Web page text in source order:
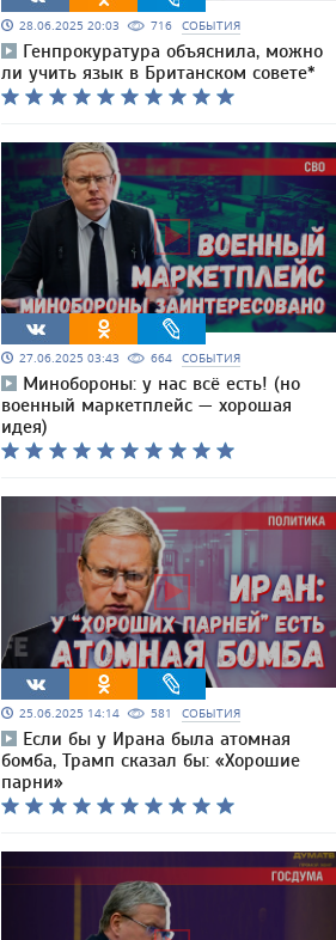
28.06.2025 20:03 716 СОБЫТИЯ
Генпрокуратура объяснила, можно
ли учить язык в Британском совете*
27.06.2025 03:43 664 СОБЫТИЯ
Минобороны: у нас всё есть! (но
военный маркетплейс — хорошая
идея)
25.06.2025 14:14 581 СОБЫТИЯ
Если бы у Ирана была атомная
бомба, Трамп сказал бы: «Хорошие
парни»